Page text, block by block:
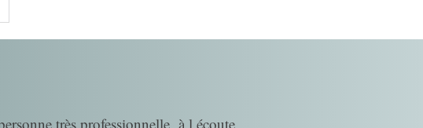
très professionnelle, à l écoute